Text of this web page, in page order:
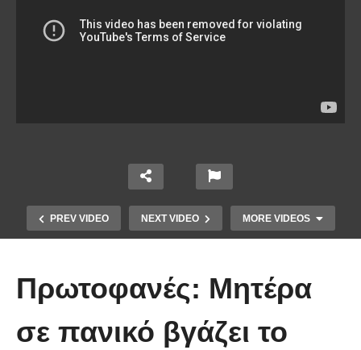
PREV VIDEO NEXT VIDEO MORE VIDEOS
Πρωτοφανές: Μητέρα
σε πανικό βγάζει το